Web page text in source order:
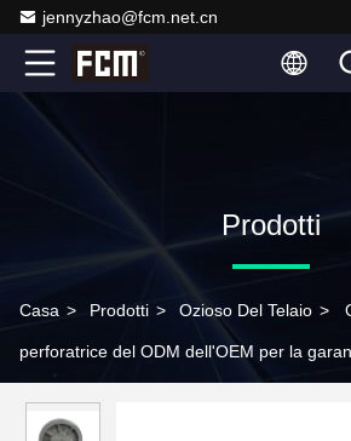
jennyzhao@fcm.net.cn
Prodotti
Casa > Prodotti > Ozioso Del Telaio >
perforatrice del ODM dell'OEM per la